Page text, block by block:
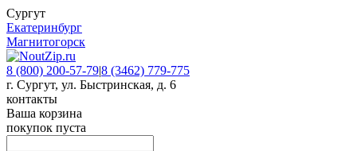
Сургут
Екатеринбург
Магнитогорск
8 (800) 200-57-79|8 (3462) 779-775
г. Сургут, ул. Быстринская, д. 6
контакты
Ваша корзина
покупок пуста